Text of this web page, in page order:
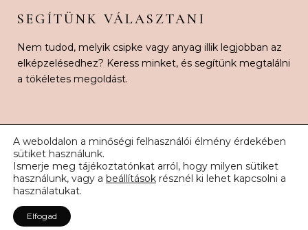
SEGÍTÜNK VÁLASZTANI
Nem tudod, melyik csipke vagy anyag illik legjobban az
elképzelésedhez? Keress minket, és segítünk megtalálni
a tökéletes megoldást.
© 2026 Karnak Esküvői Csipke. Minden jog fenntartva.
A weboldalon a minőségi felhasználói élmény érdekében
sütiket használunk.
Ismerje meg tájékoztatónkat arról, hogy milyen sütiket
használunk, vagy a beállítások résznél ki lehet kapcsolni a
használatukat.
Elfogad